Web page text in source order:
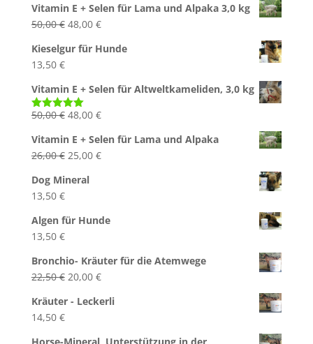
war:
50,00 €
ist:
48,00 €.
Vitamin E + Selen für Lama und Alpaka 3,0 kg
50,00€ Ursprünglicher
war:
48,00 €Aktueller
ist:
Kieselgur für Hunde
13,50 €
Vitamin E + Selen für Altweltkameliden, 3,0 kg
Bewertet
von 5
50,00€ Ursprünglicher
war:
50,00 €
48,00 €Aktueller
ist:
48,00 €.
Vitamin E + Selen für Lama und Alpaka
26,00€ Ursprünglicher
war:
25,00 €Aktueller
Dog Mineral
13,50 €
Algen für Hunde
13,50 €
Bronchio- Kräuter für die Atemwege
22,50€ Ursprünglicher
war:
20,00 €Aktueller
ist:
Kräuter - Leckerli
14,50 €